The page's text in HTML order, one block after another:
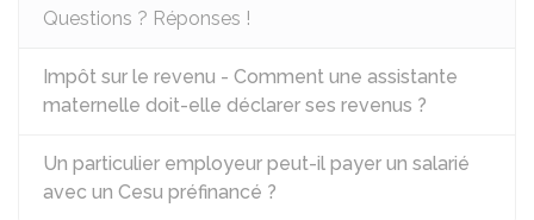
Questions ? Réponses !
Impôt sur le revenu - Comment une assistante
maternelle doit-elle déclarer ses revenus ?
Un particulier employeur peut-il payer un salarié
avec un Cesu préfinancé ?